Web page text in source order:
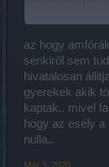
View attachment
A belépéshez a
Tekercse
ideje alatt pedig
az ismeretlenre"
A Harctér
illetve az új
az hogy
senkiről sem
hivatalosan
gyerekek akik
kaptak.. mivel
hogy az esély a
nulla..
Mar 3, 2020